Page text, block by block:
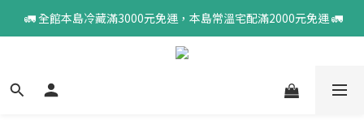
🚛 全館本島冷藏滿3000元免運，本島常溫宅配滿2000元免運 🚛